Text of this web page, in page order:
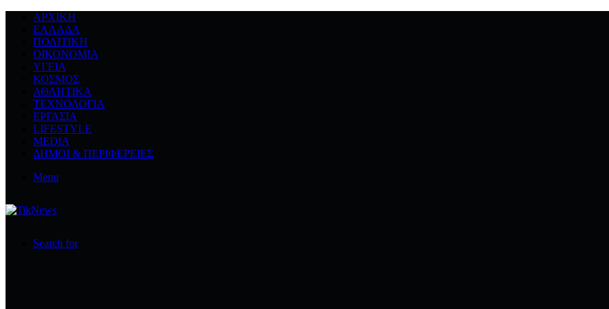
ΑΡΧΙΚΉ
ΕΛΛΆΔΑ
ΠΟΛΙΤΙΚΉ
ΟΙΚΟΝΟΜΊΑ
ΥΓΕΊΑ
ΚΌΣΜΟΣ
ΑΘΛΗΤΙΚΆ
ΤΕΧΝΟΛΟΓΙΆ
ΕΡΓΑΣΊΑ
LIFESTYLE
MEDIA
ΔΉΜΟΙ & ΠΕΡΙΦΈΡΕΙΕΣ
Menu
Search for